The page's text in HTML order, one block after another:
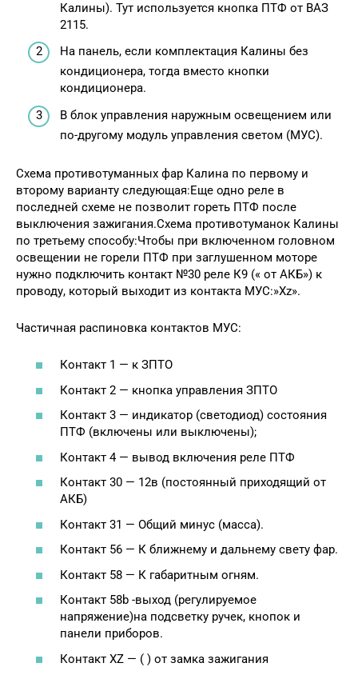
Калины). Тут используется кнопка ПТФ от ВАЗ
2115.
На панель, если комплектация Калины без
кондиционера, тогда вместо кнопки
кондиционера.
В блок управления наружным освещением или
по-другому модуль управления светом (МУС).
Схема противотуманных фар Калина по первому и
второму варианту следующая:Еще одно реле в
последней схеме не позволит гореть ПТФ после
выключения зажигания.Схема противотуманок Калины
по третьему способу:Чтобы при включенном головном
освещении не горели ПТФ при заглушенном моторе
нужно подключить контакт №30 реле К9 (« от АКБ») к
проводу, который выходит из контакта МУС:»Xz».
Частичная распиновка контактов МУС:
Контакт 1 — к ЗПТО
Контакт 2 — кнопка управления ЗПТО
Контакт 3 — индикатор (светодиод) состояния
ПТФ (включены или выключены);
Контакт 4 — вывод включения реле ПТФ
Контакт 30 — 12в (постоянный приходящий от
АКБ)
Контакт 31 — Общий минус (масса).
Контакт 56 — К ближнему и дальнему свету фар.
Контакт 58 — К габаритным огням.
Контакт 58b -выход (регулируемое
напряжение)на подсветку ручек, кнопок и
панели приборов.
Контакт XZ — ( ) от замка зажигания